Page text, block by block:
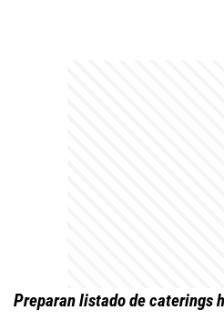
Preparan listado de caterings